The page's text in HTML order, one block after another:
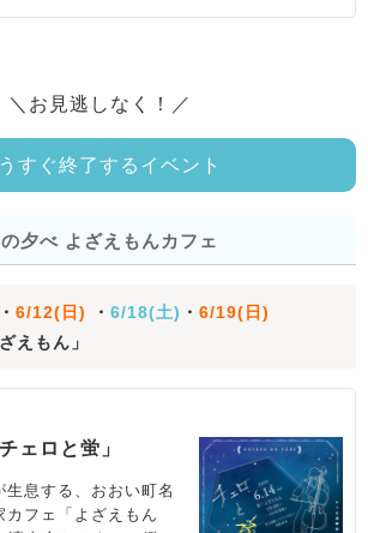
＼お見逃しなく！／
すぐ終了するイベント
の夕べ よざえもんカフェ
・ 6/12(日) ・ 6/18(土) ・ 6/19(日)
えもん」